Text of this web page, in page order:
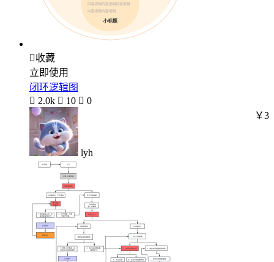
收藏
立即使用
闭环逻辑图
 2.0k  10  0
lyh
￥3